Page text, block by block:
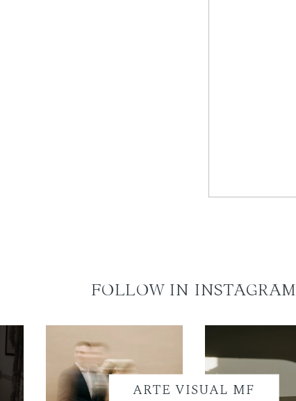
FOLLOW IN INSTAGRAM
ARTE VISUAL MF